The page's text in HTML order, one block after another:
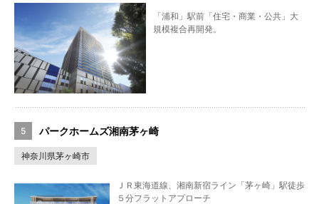
「浦和」駅前「住宅・商業・公共」大
規模複合再開発。
パークホームズ湘南茅ヶ崎
神奈川県茅ヶ崎市
ＪＲ東海道線、湘南新宿ライン「茅ヶ崎」駅徒歩
５分フラットアプローチ